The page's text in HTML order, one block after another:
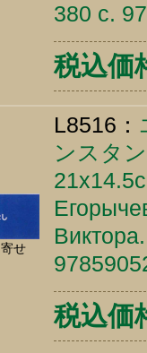
380 c.
税込価
せ
L8516：
ンスタ
税込価